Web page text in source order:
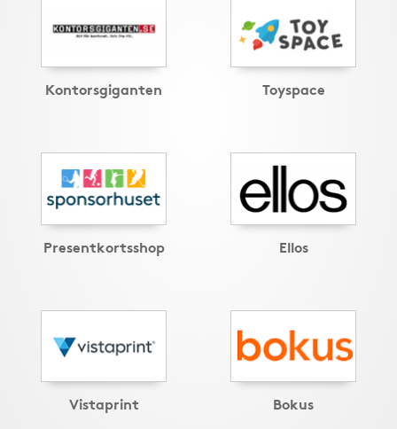
Kontorsgiganten Toyspace
Presentkortsshop Ellos
Vistaprint Bokus